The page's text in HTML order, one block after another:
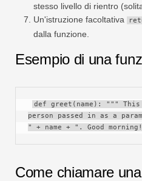
stesso livello di rientro
Un'istruzione facoltativa
dalla funzione.
Esempio di una
def greet(name): """
person passed in as a
" + name + ". Good
Come chiamare